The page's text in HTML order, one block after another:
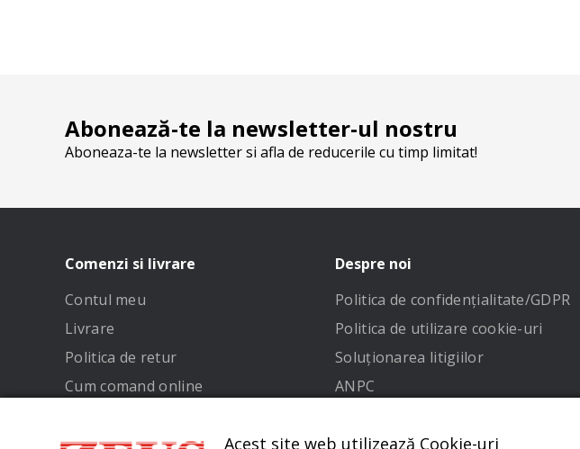
Abonează-te la newsletter-ul nostru
Aboneaza-te la newsletter si afla de reducerile cu timp limitat!
Comenzi si livrare
Contul meu
Livrare
Politica de retur
Cum comand online
Despre noi
Politica de confidenţialitate/GDPR
Politica de utilizare cookie-uri
Soluționarea litigiilor
ANPC
Acest site web utilizează Cookie-uri